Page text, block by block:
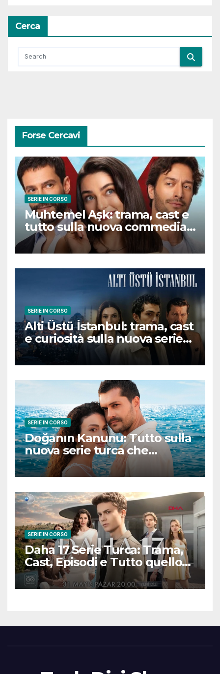
Cerca
Forse Cercavi
SERIE IN CORSO
Muhtemel Aşk: trama, cast e
tutto sulla nuova commedia
romantica turca che
conquisterà il pubblico
SERIE IN CORSO
Alti Üstü İstanbul: trama, cast
e curiosità sulla nuova serie
turca ambientata a Ziyanker
SERIE IN CORSO
Doğanın Kanunu: Tutto sulla
nuova serie turca che
promette emozioni e colpi di
scena
SERIE IN CORSO
Daha 17 Serie Turca: Trama,
Cast, Episodi e Tutto quello
che Devi Sapere